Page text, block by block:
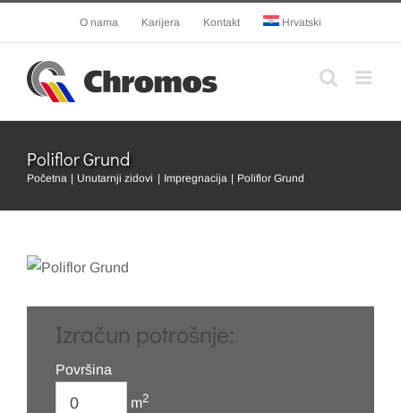
content
O nama Karijera Kontakt Hrvatski
Poliflor Grund
Početna Unutarnji zidovi Impregnacija Poliflor Grund
Izračun potrošnje:
Površina
m2